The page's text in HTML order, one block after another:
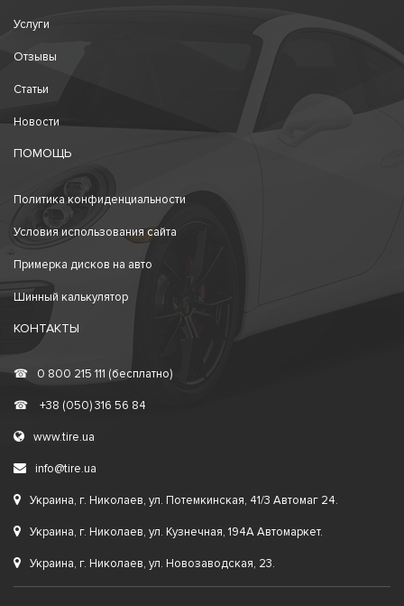
Услуги
Отзывы
Статьи
Новости
ПОМОЩЬ
Политика конфиденциальности
Условия использования сайта
Примерка дисков на авто
Шинный калькулятор
КОНТАКТЫ
☎ 0 800 215 111 (бесплатно)
☎ +38 (050) 316 56 84
www.tire.ua
info@tire.ua
Украина, г. Николаев, ул. Потемкинская, 41/3 Автомаг 24.
Украина, г. Николаев, ул. Кузнечная, 194А Автомаркет.
Украина, г. Николаев, ул. Новозаводская, 23.